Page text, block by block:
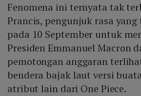
Fenomena ini ternyata tak
Prancis, pengunjuk rasa
pada 10 September untuk
Presiden Emmanuel Macron
pemotongan anggaran
bendera bajak laut versi
atribut lain dari One Piece.